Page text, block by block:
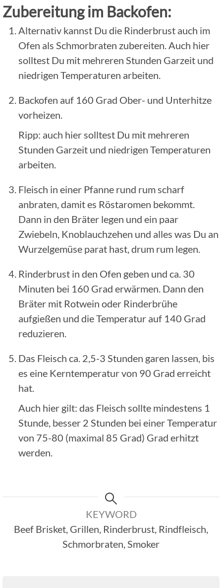
Zubereitung im Backofen:
Alternativ kannst Du die Rinderbrust auch im
Ofen als Schmorbraten zubereiten. Auch hier
solltest Du mit mehreren Stunden Garzeit und
niedrigen Temperaturen arbeiten.
Backofen auf 160 Grad Ober- und Unterhitze
vorheizen.
Ripp: auch hier solltest Du mit mehreren
Stunden Garzeit und niedrigen Temperaturen
arbeiten.
Fleisch in einer Pfanne rund rum scharf
anbraten, damit es Röstaromen bekommt.
Dann in den Bräter legen und ein paar
Zwiebeln, Knoblauchzehen und alles was Du an
Wurzelgemüse parat hast, drum rum legen.
Rinderbrust in den Ofen geben und ca. 30
Minuten bei 160 Grad erwärmen. Dann den
Bräter mit Rotwein oder Rinderbrühe
aufgießen und die Temperatur auf 140 Grad
reduzieren.
Das Fleisch ca. 2,5-3 Stunden garen lassen, bis
es eine Kerntemperatur von 90 Grad erreicht
hat.
Auch hier gilt: das Fleisch sollte mindestens 1
Stunde, besser 2 Stunden bei einer Temperatur
von 75-80 (maximal 85 Grad) Grad erhitzt
werden.
KEYWORD
Beef Brisket, Grillen, Rinderbrust, Rindfleisch,
Schmorbraten, Smoker